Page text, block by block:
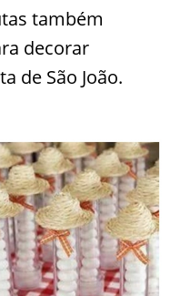
também
decorar
de São João.